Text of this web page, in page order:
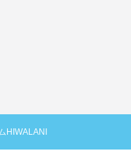
HIWALANI